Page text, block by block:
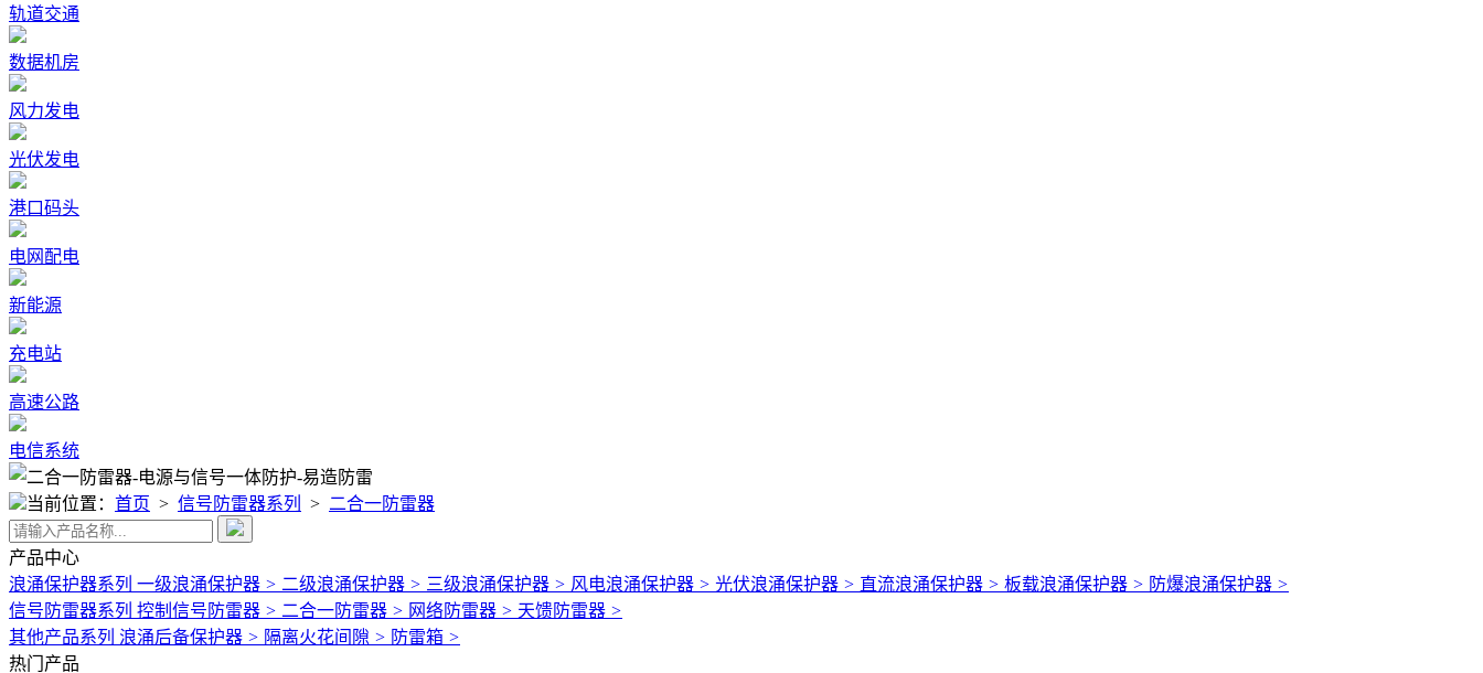
轨道交通
数据机房
风力发电
光伏发电
港口码头
电网配电
新能源
充电站
高速公路
电信系统
当前位置： 首页 > 信号防雷器系列 > 二合一防雷器
产品中心
浪涌保护器系列 一级浪涌保护器 > 二级浪涌保护器 > 三级浪涌保护器 > 风电浪涌保护器 > 光伏浪涌保护器 > 直流浪涌保护器 > 板载浪涌保护器 > 防爆浪涌保护器 >
信号防雷器系列 控制信号防雷器 > 二合一防雷器 > 网络防雷器 > 天馈防雷器 >
其他产品系列 浪涌后备保护器 > 隔离火花间隙 > 防雷箱 >
热门产品